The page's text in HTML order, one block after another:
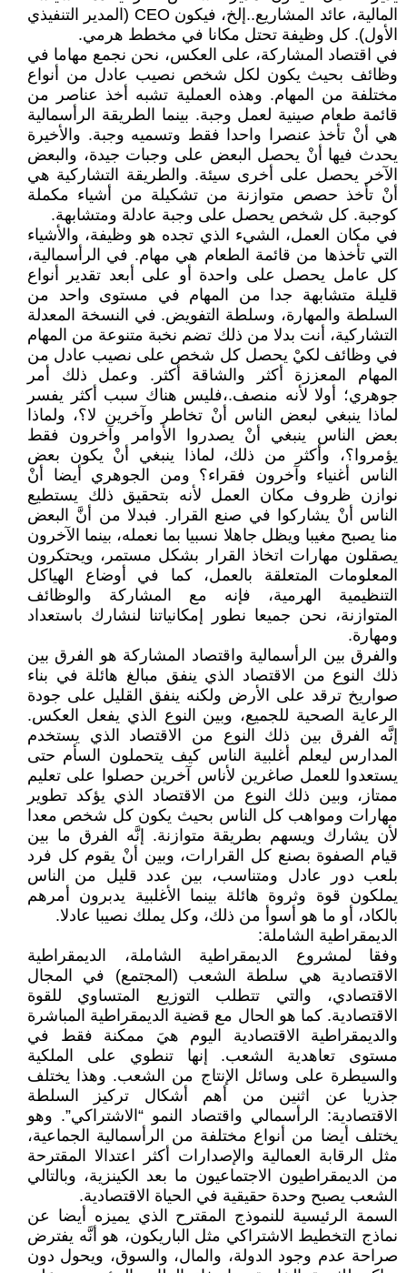
المالية، عائد المشاريع..إلخ، فيكون CEO (المدير التنفيذي
الأول). كل وظيفة تحتل مكانا في مخطط هرمي.
في اقتصاد المشاركة، على العكس، نحن نجمع مهاما في
وظائف بحيث يكون لكل شخص نصيب عادل من أنواع
مختلفة من المهام. وهذه العملية تشبه أخذ عناصر من
قائمة طعام صينية لعمل وجبة. بينما الطريقة الرأسمالية
هي أنْ تأخذ عنصرا واحدا فقط وتسميه وجبة. والأخيرة
يحدث فيها أنْ يحصل البعض على وجبات جيدة، والبعض
الآخر يحصل على أخرى سيئة. والطريقة التشاركية هي
أنْ تأخذ حصص متوازنة من تشكيلة من أشياء مكملة
كوجبة. كل شخص يحصل على وجبة عادلة ومتشابهة.
في مكان العمل، الشيء الذي تجده هو وظيفة، والأشياء
التي تأخذها من قائمة الطعام هي مهام. في الرأسمالية،
كل عامل يحصل على واحدة أو على أبعد تقدير أنواع
قليلة متشابهة جدا من المهام في مستوى واحد من
السلطة والمهارة، وسلطة التفويض. في النسخة المعدلة
التشاركية، أنت بدلا من ذلك تضم نخبة متنوعة من المهام
في وظائف لكيْ يحصل كل شخص على نصيب عادل من
المهام المعززة أكثر والشاقة أكثر. وعمل ذلك أمر
جوهري؛ أولا لأنه منصف.،فليس هناك سبب أكثر يفسر
لماذا ينبغي لبعض الناس أنْ تخاطر وآخرين لا؟، ولماذا
بعض الناس ينبغي أنْ يصدروا الأوامر وآخرون فقط
يؤمروا؟، وأكثر من ذلك، لماذا ينبغي أنْ يكون بعض
الناس أغنياء وآخرون فقراء؟ ومن الجوهري أيضا أنْ
نوازن ظروف مكان العمل لأنه بتحقيق ذلك يستطيع
الناس أنْ يشاركوا في صنع القرار. فبدلا من أنَّ البعض
منا يصبح مغيبا ويظل جاهلا نسبيا بما نعمله، بينما الآخرون
يصقلون مهارات اتخاذ القرار بشكل مستمر، ويحتكرون
المعلومات المتعلقة بالعمل، كما في أوضاع الهياكل
التنظيمية الهرمية، فإنه مع المشاركة والوظائف
المتوازنة، نحن جميعا نطور إمكانياتنا لنشارك باستعداد
ومهارة.
والفرق بين الرأسمالية واقتصاد المشاركة هو الفرق بين
ذلك النوع من الاقتصاد الذي ينفق مبالغ هائلة في بناء
صواريخ ترقد على الأرض ولكنه ينفق القليل على جودة
الرعاية الصحية للجميع، وبين النوع الذي يفعل العكس.
إنَّه الفرق بين ذلك النوع من الاقتصاد الذي يستخدم
المدارس ليعلم أغلبية الناس كيف يتحملون السأم حتى
يستعدوا للعمل صاغرين لأناس آخرين حصلوا على تعليم
ممتاز، وبين ذلك النوع من الاقتصاد الذي يؤكد تطوير
مهارات ومواهب كل الناس بحيث يكون كل شخص معدا
لأن يشارك ويسهم بطريقة متوازنة. إنَّه الفرق ما بين
قيام الصفوة بصنع كل القرارات، وبين أنْ يقوم كل فرد
بلعب دور عادل ومتناسب، بين عدد قليل من الناس
يملكون قوة وثروة هائلة بينما الأغلبية يدبرون أمرهم
بالكاد، أو ما هو أسوأ من ذلك، وكل يملك نصيبا عادلا.
الديمقراطية الشاملة:
وفقا لمشروع الديمقراطية الشاملة، الديمقراطية
الاقتصادية هي سلطة الشعب (المجتمع) في المجال
الاقتصادي، والتي تتطلب التوزيع المتساوي للقوة
الاقتصادية. كما هو الحال مع قضية الديمقراطية المباشرة
والديمقراطية الاقتصادية اليوم هيَ ممكنة فقط في
مستوى تعاهدية الشعب. إنها تنطوي على الملكية
والسيطرة على وسائل الإنتاج من الشعب. وهذا يختلف
جذريا عن اثنين من أهم أشكال تركيز السلطة
الاقتصادية: الرأسمالي واقتصاد النمو “الاشتراكي”. وهو
يختلف أيضا من أنواع مختلفة من الرأسمالية الجماعية،
مثل الرقابة العمالية والإصدارات أكثر اعتدالا المقترحة
من الديمقراطيون الاجتماعيون ما بعد الكينزية، وبالتالي
الشعب يصبح وحدة حقيقية في الحياة الاقتصادية.
السمة الرئيسية للنموذج المقترح الذي يميزه أيضا عن
نماذج التخطيط الاشتراكي مثل الباريكون، هو أنَّه يفترض
صراحة عدم وجود الدولة، والمال، والسوق، ويحول دون